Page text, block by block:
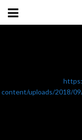
content/uploads/2018/